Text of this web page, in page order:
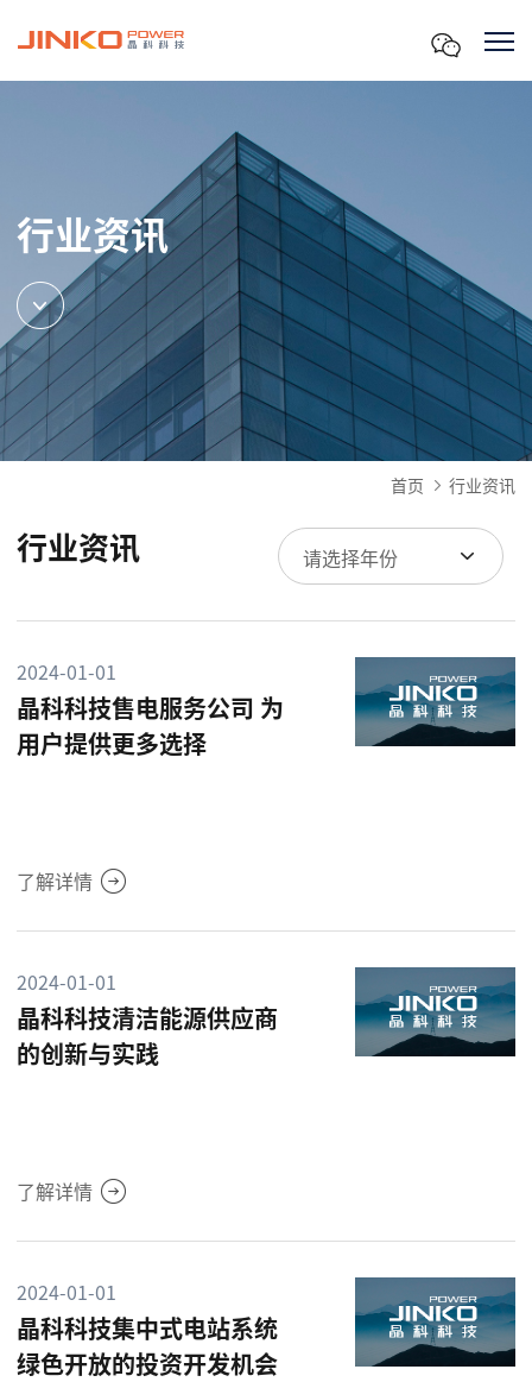
行业资讯
首页 行业资讯
行业资讯 请选择年份
2024-01-01
晶科科技售电服务公司 为
用户提供更多选择
了解详情
2024-01-01
晶科科技清洁能源供应商
的创新与实践
了解详情
2024-01-01
晶科科技集中式电站系统
绿色开放的投资开发机会